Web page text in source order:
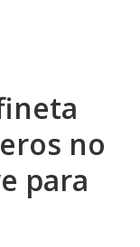
no
para